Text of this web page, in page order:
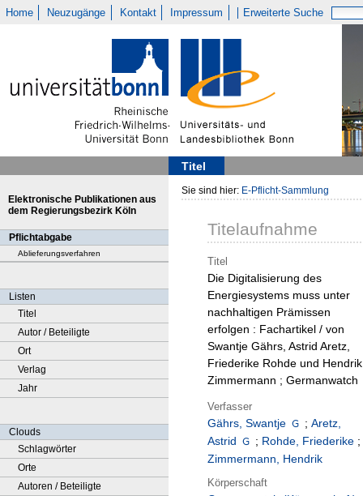
Home Neuzugänge Kontakt Impressum Erweiterte Suche
Titel
Elektronische Publikationen aus
dem Regierungsbezirk Köln
Pflichtabgabe
Ablieferungsverfahren
Listen
Titel
Autor / Beteiligte
Ort
Verlag
Jahr
Clouds
Schlagwörter
Orte
Autoren / Beteiligte
Sie sind hier: E-Pflicht-Sammlung
Titelaufnahme
Titel
Die Digitalisierung des
Energiesystems muss unter
nachhaltigen Prämissen
erfolgen : Fachartikel / von
Swantje Gährs, Astrid Aretz,
Friederike Rohde und Hendrik
Zimmermann ; Germanwatch
Verfasser
Gährs, Swantje ; Aretz,
Astrid
; Rohde, Friederike ;
Zimmermann, Hendrik
Körperschaft